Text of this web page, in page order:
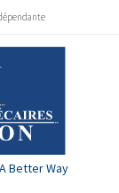
Better Way